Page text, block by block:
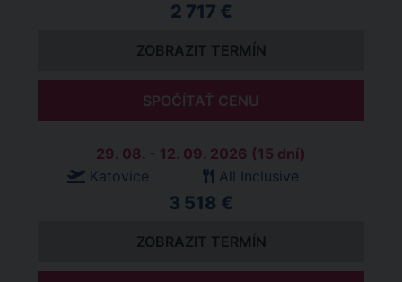
2 717 €
ZOBRAZIT TERMÍN
SPOČÍTAŤ CENU
29. 08. - 12. 09. 2026 (15 dní)
Katovice
All Inclusive
3 518 €
ZOBRAZIT TERMÍN